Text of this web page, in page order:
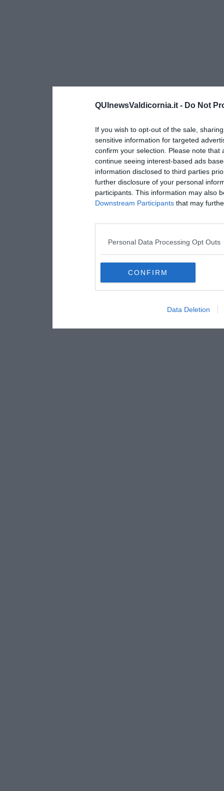
QUInewsValdicornia.it - Do Not
If you wish to opt-out of the sale,
sensitive information for targeted
confirm your selection. Please note
continue seeing interest-based ads
information disclosed to third parties
further disclosure of your personal
participants. This information may also
Downstream Participants that may
Personal Data Processing Opt Outs
CONFIRM
Data Deletion